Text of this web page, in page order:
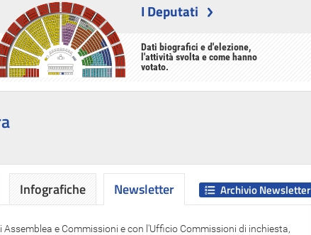
I Deputati
Dati biografici e d'elezione,
l'attività svolta e come hanno
votato.
Infografiche Newsletter
Newsletter
e Commissioni e con l'Ufficio Commissioni di inchiesta,
Archivio Newsletter